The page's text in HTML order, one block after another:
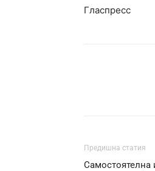
Гласпресс
Предишна статия